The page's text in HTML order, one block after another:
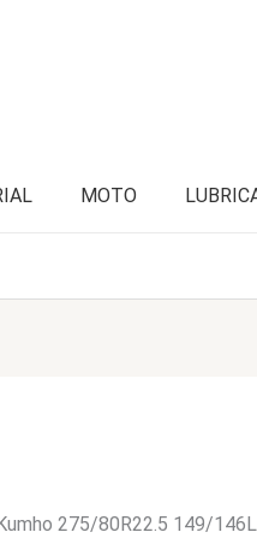
MOTO
275/80R22.5 149/